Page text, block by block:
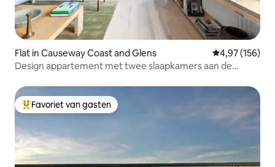
Flat in Causeway Coast and Glens Gemiddelde
4,97 (156)
Design appartement met twee slaapkamers aan de
Topfavoriet van gasten
Favoriet van gasten